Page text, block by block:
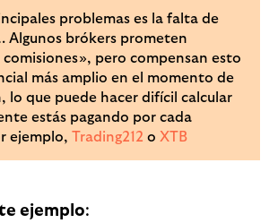
problemas es la falta de
Algunos brókers prometen
comisiones», pero compensan esto
más amplio en el momento de
lo que puede hacer difícil calcular
estás pagando por cada
ejemplo, Trading212 o XTB
ejemplo: